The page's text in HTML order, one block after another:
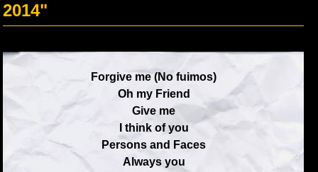
2014"
Forgive me (No fuimos)
Oh my Friend
Give me
I think of you
Persons and Faces
Always you